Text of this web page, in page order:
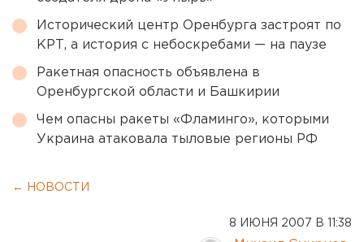
Исторический центр Оренбурга застроят по
КРТ, а история с небоскребами — на паузе
Ракетная опасность объявлена в
Оренбургской области и Башкирии
Чем опасны ракеты «Фламинго», которыми
Украина атаковала тыловые регионы РФ
← НОВОСТИ
8 ИЮНЯ 2007 В 11:38